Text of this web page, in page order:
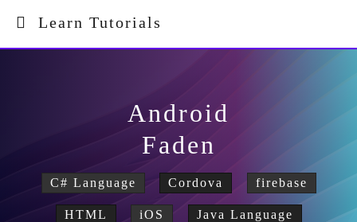
Learn Tutorials
Android
Faden
C# Language Cordova firebase
HTML iOS Java Language